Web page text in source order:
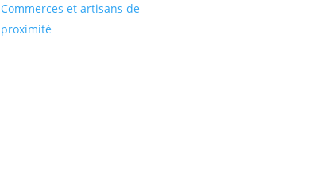
Commerces et artisans de
proximité